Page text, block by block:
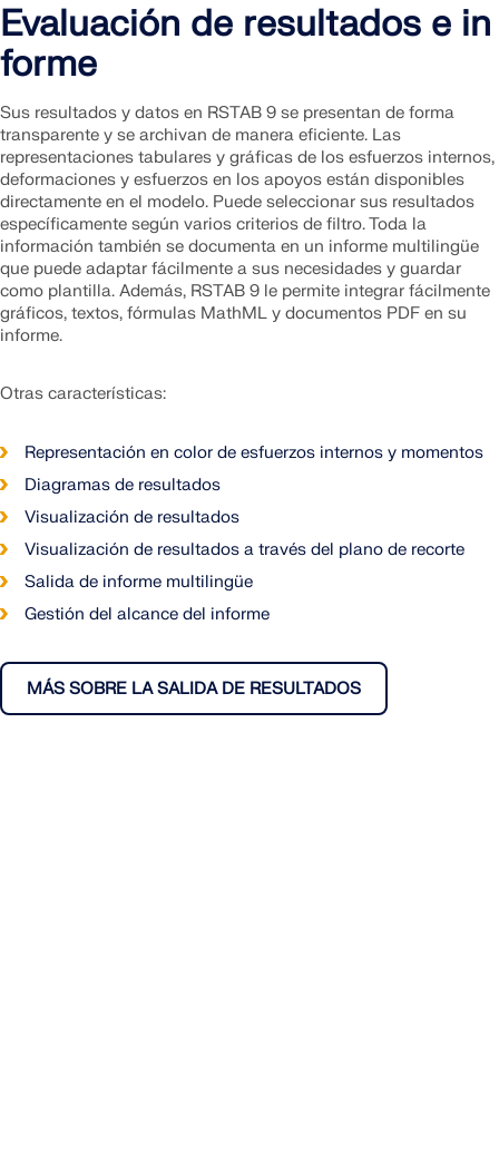
Evaluación de resultados e in
forme
Sus resultados y datos en RSTAB 9 se presentan de forma
transparente y se archivan de manera eficiente. Las
representaciones tabulares y gráficas de los esfuerzos internos,
deformaciones y esfuerzos en los apoyos están disponibles
directamente en el modelo. Puede seleccionar sus resultados
específicamente según varios criterios de filtro. Toda la
información también se documenta en un informe multilingüe
que puede adaptar fácilmente a sus necesidades y guardar
como plantilla. Además, RSTAB 9 le permite integrar fácilmente
gráficos, textos, fórmulas MathML y documentos PDF en su
informe.
Otras características:
Representación en color de esfuerzos internos y momentos
Diagramas de resultados
Visualización de resultados
Visualización de resultados a través del plano de recorte
Salida de informe multilingüe
Gestión del alcance del informe
MÁS SOBRE LA SALIDA DE RESULTADOS